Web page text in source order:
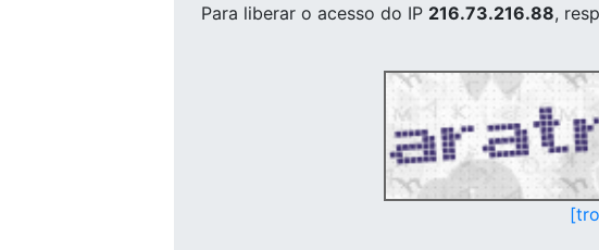
Para liberar o acesso do IP 216.73.216.88,